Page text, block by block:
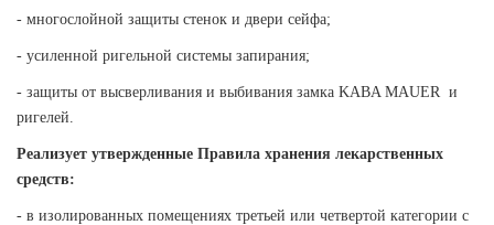
- многослойной защиты стенок и двери сейфа;
- усиленной ригельной системы запирания;
- защиты от высверливания и выбивания замка KABA MAUER и
ригелей.
Реализует утвержденные Правила хранения лекарственных
средств:
- в изолированных помещениях третьей или четвертой категории с